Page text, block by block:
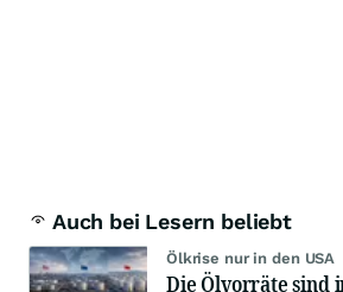
Auch bei Lesern beliebt
Ölkrise nur in den USA
Die Ölvorräte sind